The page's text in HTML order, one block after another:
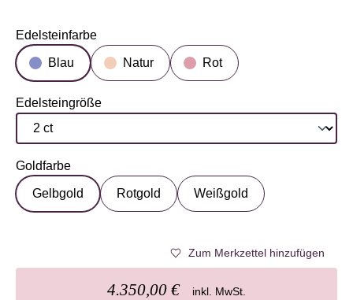
Edelsteinfarbe
auswählen
Blau
Natur Rot
Edelsteingröße
auswählen
Goldfarbe
auswählen
Gelbgold
Rotgold Weißgold
Zum Merkzettel hinzufügen
4.350,00 € inkl. MwSt.